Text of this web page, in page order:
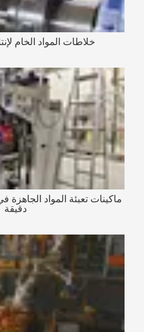
خلاطات المواد الخام
ماكينات تعبئة المواد
دقيقة